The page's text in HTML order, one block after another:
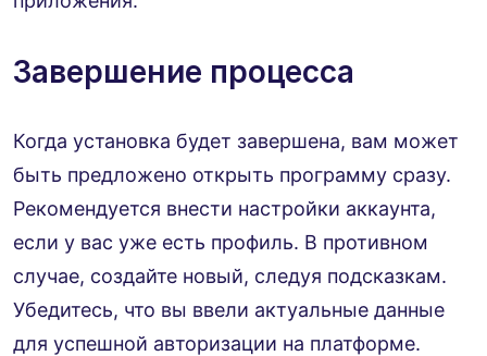
Завершение процесса
Когда установка будет завершена, вам может
быть предложено открыть программу сразу.
Рекомендуется внести настройки аккаунта,
если у вас уже есть профиль. В противном
случае, создайте новый, следуя подсказкам.
Убедитесь, что вы ввели актуальные данные
для успешной авторизации на платформе.